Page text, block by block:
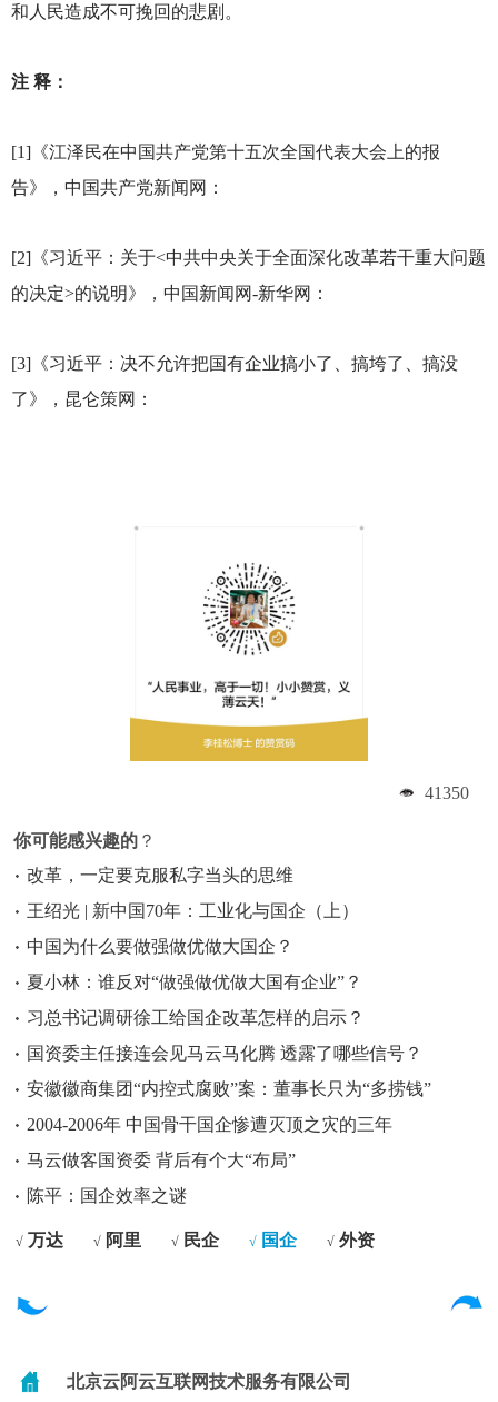
和人民造成不可挽回的悲剧。
注 释：
[1]《江泽民在中国共产党第十五次全国代表大会上的报
告》，中国共产党新闻网：
[2]《习近平：关于<中共中央关于全面深化改革若干重大问题
的决定>的说明》，中国新闻网-新华网：
[3]《习近平：决不允许把国有企业搞小了、搞垮了、搞没
了》，昆仑策网：
41350
你可能感兴趣的 ？
改革，一定要克服私字当头的思维
王绍光 | 新中国70年：工业化与国企（上）
中国为什么要做强做优做大国企？
夏小林：谁反对“做强做优做大国有企业”？
习总书记调研徐工给国企改革怎样的启示？
国资委主任接连会见马云马化腾 透露了哪些信号？
安徽徽商集团“内控式腐败”案：董事长只为“多捞钱”
2004-2006年 中国骨干国企惨遭灭顶之灾的三年
马云做客国资委 背后有个大“布局”
陈平：国企效率之谜
√ 万达 √ 阿里 √ 民企 √ 国企 √ 外资
北京云阿云互联网技术服务有限公司